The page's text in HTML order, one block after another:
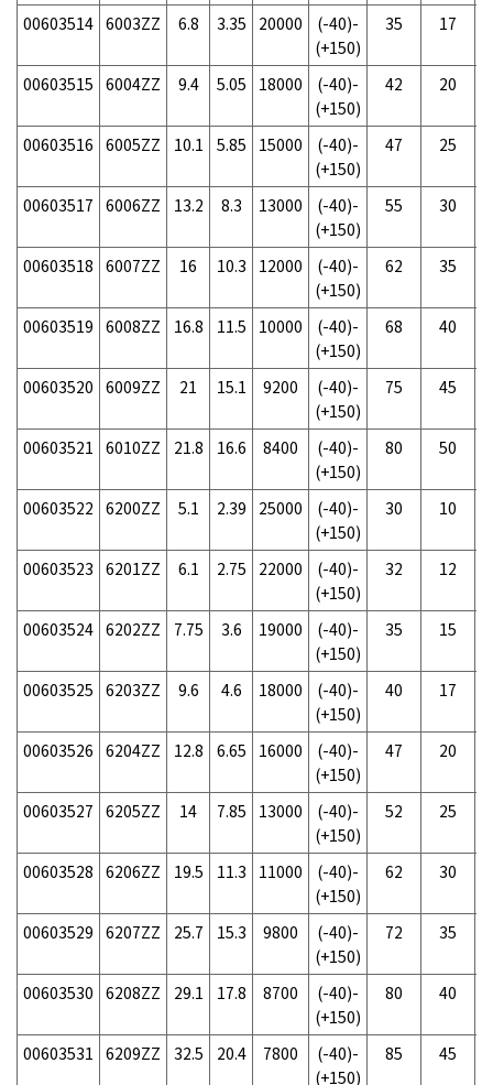
00603514 6003ZZ 6.8 3.35 20000
(-40)-
(+150)
35 17
00603515 6004ZZ 9.4 5.05 18000
(-40)-
(+150)
42 20
00603516 6005ZZ 10.1 5.85 15000
(-40)-
(+150)
47 25
00603517 6006ZZ 13.2 8.3 13000
(-40)-
(+150)
55 30
00603518 6007ZZ 16 10.3 12000
(-40)-
(+150)
62 35
00603519 6008ZZ 16.8 11.5 10000
(-40)-
(+150)
68 40
00603520 6009ZZ 21 15.1 9200
(-40)-
(+150)
75 45
00603521 6010ZZ 21.8 16.6 8400
(-40)-
(+150)
80 50
00603522 6200ZZ 5.1 2.39 25000
(-40)-
(+150)
30 10
00603523 6201ZZ 6.1 2.75 22000
(-40)-
(+150)
32 12
00603524 6202ZZ 7.75 3.6 19000
(-40)-
(+150)
35 15
00603525 6203ZZ 9.6 4.6 18000
(-40)-
(+150)
40 17
00603526 6204ZZ 12.8 6.65 16000
(-40)-
(+150)
47 20
00603527 6205ZZ 14 7.85 13000
(-40)-
(+150)
52 25
00603528 6206ZZ 19.5 11.3 11000
(-40)-
(+150)
62 30
00603529 6207ZZ 25.7 15.3 9800
(-40)-
(+150)
72 35
00603530 6208ZZ 29.1 17.8 8700
(-40)-
(+150)
80 40
00603531 6209ZZ 32.5 20.4 7800
(-40)-
(+150)
85 45